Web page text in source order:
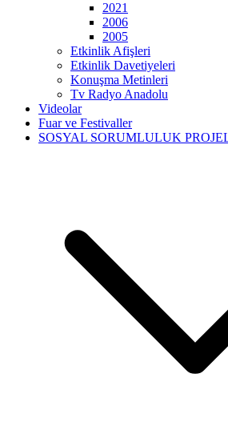
2021
2006
2005
Etkinlik Afişleri
Etkinlik Davetiyeleri
Konuşma Metinleri
Tv Radyo Anadolu
Videolar
Fuar ve Festivaller
SOSYAL SORUMLULUK